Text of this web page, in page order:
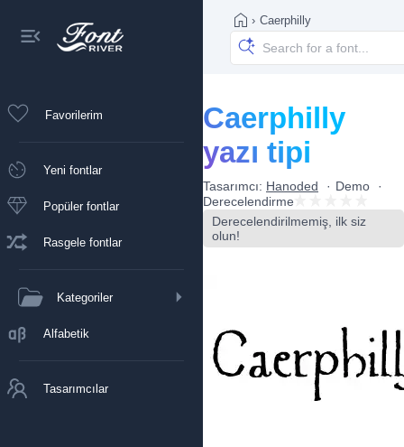
Favorilerim
Yeni fontlar
Popüler fontlar
Rasgele fontlar
Kategoriler
Alfabetik
Tasarımcılar
› Caerphilly
Caerphilly
yazı tipi
Tasarımcı: Hanoded
Demo
Derecelendirme
Derecelendirilmemiş, ilk siz
olun!